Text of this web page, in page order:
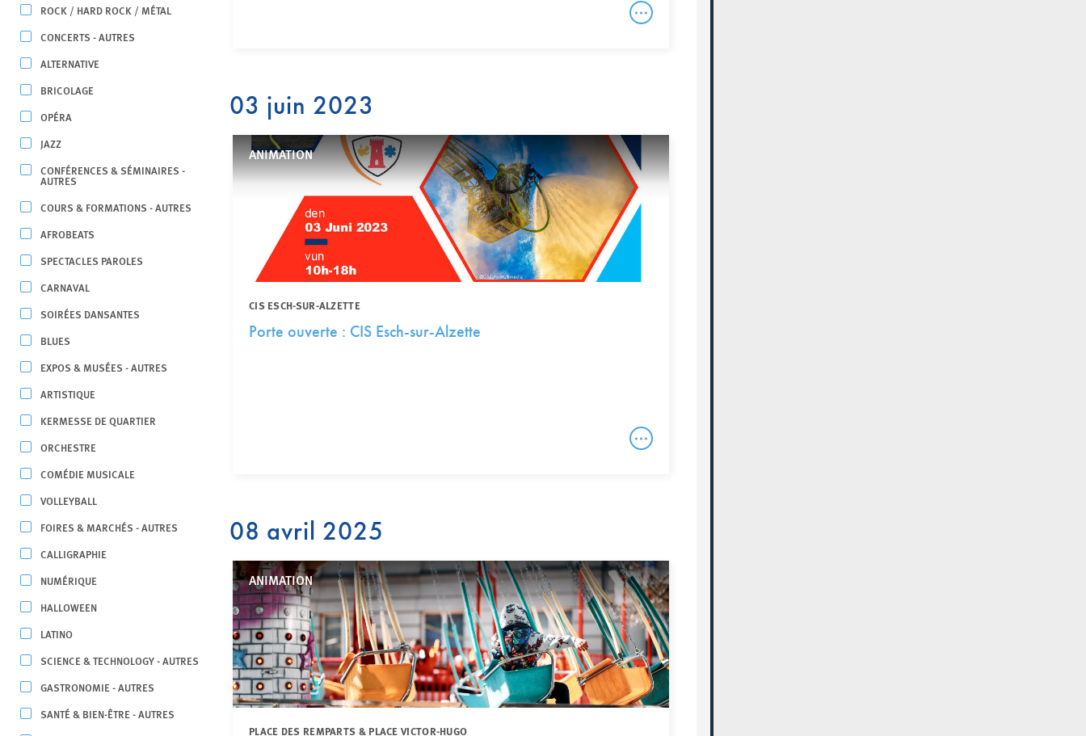
ROCK / HARD ROCK / MÉTAL
CONCERTS - AUTRES
ALTERNATIVE
BRICOLAGE
OPÉRA
JAZZ
CONFÉRENCES & SÉMINAIRES -
AUTRES
COURS & FORMATIONS - AUTRES
AFROBEATS
SPECTACLES PAROLES
CARNAVAL
SOIRÉES DANSANTES
BLUES
EXPOS & MUSÉES - AUTRES
ARTISTIQUE
KERMESSE DE QUARTIER
ORCHESTRE
COMÉDIE MUSICALE
VOLLEYBALL
FOIRES & MARCHÉS - AUTRES
CALLIGRAPHIE
NUMÉRIQUE
HALLOWEEN
LATINO
SCIENCE & TECHNOLOGY - AUTRES
GASTRONOMIE - AUTRES
SANTÉ & BIEN-ÊTRE - AUTRES
03 juin 2023
ANIMATION
CIS ESCH-SUR-ALZETTE
Porte ouverte : CIS Esch-sur-Alzette
08 avril 2025
ANIMATION
PLACE DES REMPARTS & PLACE VICTOR-HUGO